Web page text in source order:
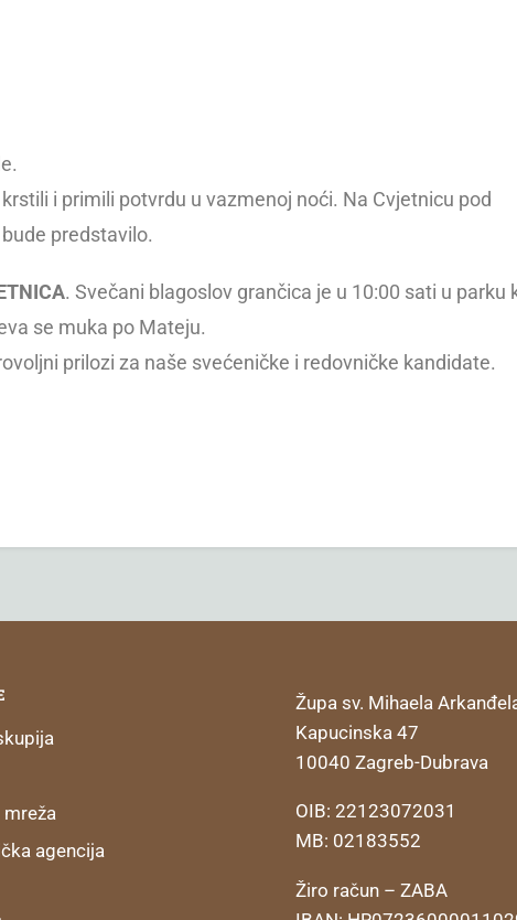
i primili potvrdu u vazmenoj noći. Na Cvjetnicu pod
predstavilo.
. Svečani blagoslov grančica je u 10:00 sati u parku
se muka po Mateju.
prilozi za naše svećeničke i redovničke kandidate.
agencija
Župa sv. Mihaela
Kapucinska 47
10040 Zagreb-Dubrava
OIB: 22123072031
MB: 02183552
Žiro račun – ZABA